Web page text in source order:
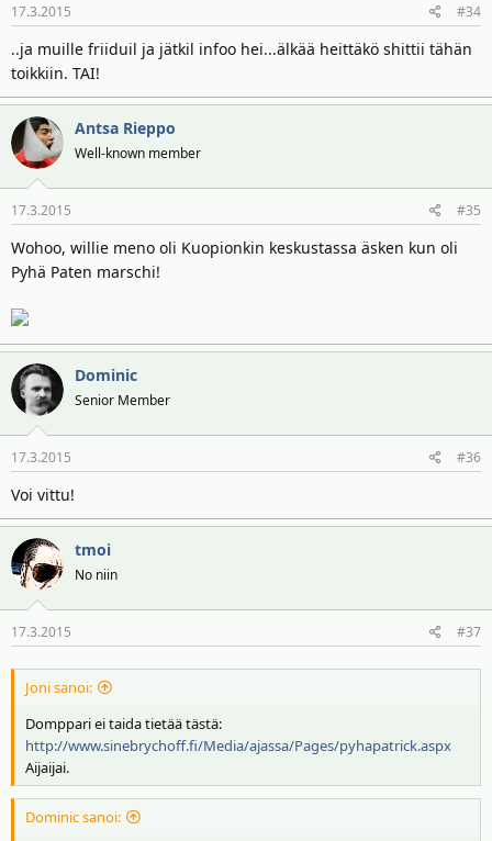
17.3.2015 #34
..ja muille friiduil ja jätkil infoo hei...älkää heittäkö shittii tähän
toikkiin. TAI!
Antsa Rieppo
Well-known member
17.3.2015 #35
Wohoo, willie meno oli Kuopionkin keskustassa äsken kun oli
Pyhä Paten marschi!
Dominic
Senior Member
17.3.2015 #36
Voi vittu!
tmoi
No niin
17.3.2015 #37
Joni sanoi:
Domppari ei taida tietää tästä:
http://www.sinebrychoff.fi/Media/ajassa/Pages/pyhapatrick.aspx
Aijaijai.
Dominic sanoi: